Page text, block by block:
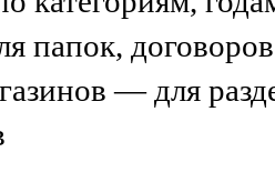
папок,
— для